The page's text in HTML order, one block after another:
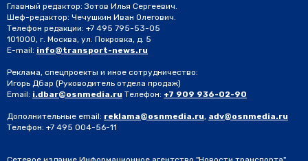
Главный редактор: Зотов Илья Сергеевич.
Шеф-редактор: Чечушкин Иван Олегович.
Телефон редакции: +7 495 795-53-05
101000, г. Москва, ул. Покровка, д. 5
E-mail: info@transport-news.ru
Реклама, спецпроекты и иное сотрудничество:
Игорь Дбар (Руководитель отдела продаж)
Email: i.dbar@osnmedia.ru Телефон: +7 909 936-02-90
Дополнительные email: reklama@osnmedia.ru, adv@osnmedia.ru
Телефон: +7 495 004-56-11